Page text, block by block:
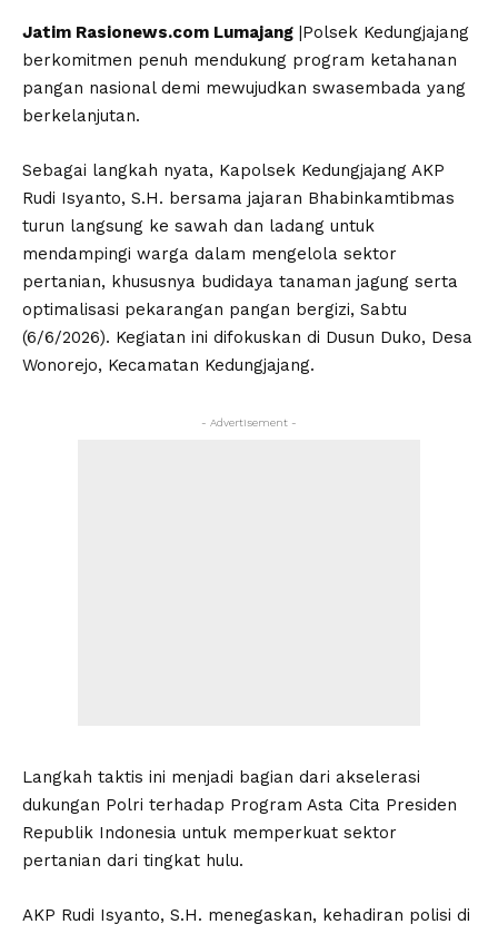
Jatim Rasionews.com Lumajang |Polsek Kedungjajang
berkomitmen penuh mendukung program ketahanan
pangan nasional demi mewujudkan swasembada yang
berkelanjutan.
Sebagai langkah nyata, Kapolsek Kedungjajang AKP
Rudi Isyanto, S.H. bersama jajaran Bhabinkamtibmas
turun langsung ke sawah dan ladang untuk
mendampingi warga dalam mengelola sektor
pertanian, khususnya budidaya tanaman jagung serta
optimalisasi pekarangan pangan bergizi, Sabtu
(6/6/2026). Kegiatan ini difokuskan di Dusun Duko, Desa
Wonorejo, Kecamatan Kedungjajang.
- Advertisement -
Langkah taktis ini menjadi bagian dari akselerasi
dukungan Polri terhadap Program Asta Cita Presiden
Republik Indonesia untuk memperkuat sektor
pertanian dari tingkat hulu.
AKP Rudi Isyanto, S.H. menegaskan, kehadiran polisi di